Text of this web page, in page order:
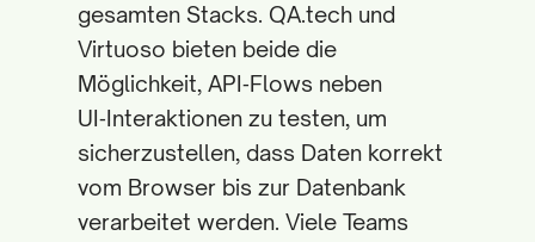
gesamten Stacks. QA.tech und
Virtuoso bieten beide die
Möglichkeit, API‑Flows neben
UI‑Interaktionen zu testen, um
sicherzustellen, dass Daten korrekt
vom Browser bis zur Datenbank
verarbeitet werden. Viele Teams